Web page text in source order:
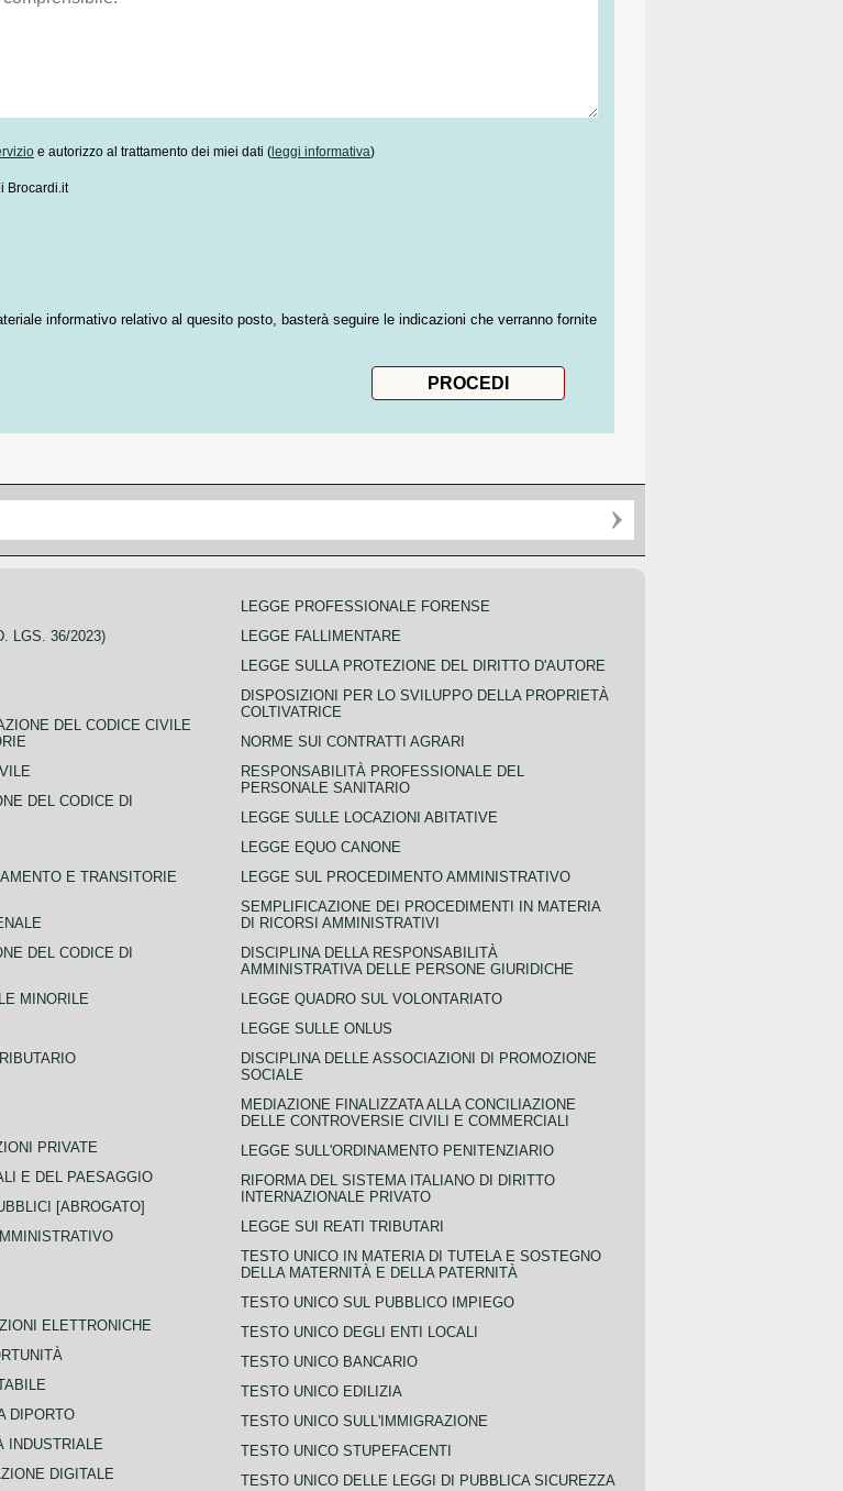
e autorizzo al trattamento dei miei dati ( leggi informativa)
Brocardi.it
informativo relativo al quesito posto, basterà seguire le indicazioni che verranno fornite
LGS. 36/2023)
DEL CODICE CIVILE
DEL CODICE DI
E TRANSITORIE
DEL CODICE DI
MINORILE
PRIVATE
E DEL PAESAGGIO
[ABROGATO]
ELETTRONICHE
DIPORTO
INDUSTRIALE
DIGITALE
LEGGE PROFESSIONALE FORENSE
LEGGE FALLIMENTARE
LEGGE SULLA PROTEZIONE DEL DIRITTO D'AUTORE
DISPOSIZIONI PER LO SVILUPPO DELLA PROPRIETÀ
COLTIVATRICE
NORME SUI CONTRATTI AGRARI
RESPONSABILITÀ PROFESSIONALE DEL
PERSONALE SANITARIO
LEGGE SULLE LOCAZIONI ABITATIVE
LEGGE EQUO CANONE
LEGGE SUL PROCEDIMENTO AMMINISTRATIVO
SEMPLIFICAZIONE DEI PROCEDIMENTI IN MATERIA
DI RICORSI AMMINISTRATIVI
DISCIPLINA DELLA RESPONSABILITÀ
AMMINISTRATIVA DELLE PERSONE GIURIDICHE
LEGGE QUADRO SUL VOLONTARIATO
LEGGE SULLE ONLUS
DISCIPLINA DELLE ASSOCIAZIONI DI PROMOZIONE
SOCIALE
MEDIAZIONE FINALIZZATA ALLA CONCILIAZIONE
DELLE CONTROVERSIE CIVILI E COMMERCIALI
LEGGE SULL'ORDINAMENTO PENITENZIARIO
RIFORMA DEL SISTEMA ITALIANO DI DIRITTO
INTERNAZIONALE PRIVATO
LEGGE SUI REATI TRIBUTARI
TESTO UNICO IN MATERIA DI TUTELA E SOSTEGNO
DELLA MATERNITÀ E DELLA PATERNITÀ
TESTO UNICO SUL PUBBLICO IMPIEGO
TESTO UNICO DEGLI ENTI LOCALI
TESTO UNICO BANCARIO
TESTO UNICO EDILIZIA
TESTO UNICO SULL'IMMIGRAZIONE
TESTO UNICO STUPEFACENTI
TESTO UNICO DELLE LEGGI DI PUBBLICA SICUREZZA